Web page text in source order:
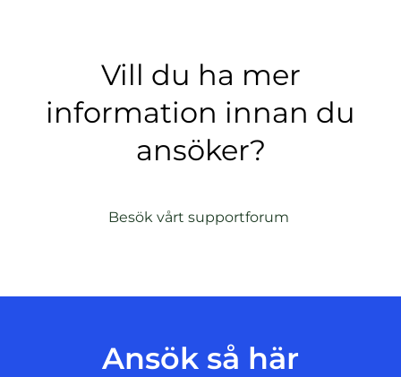
Vill du ha mer
information innan du
ansöker?
Besök vårt supportforum
i
Ansök så här